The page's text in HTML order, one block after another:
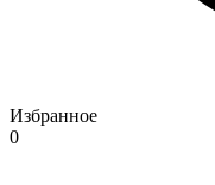
Избранное
0